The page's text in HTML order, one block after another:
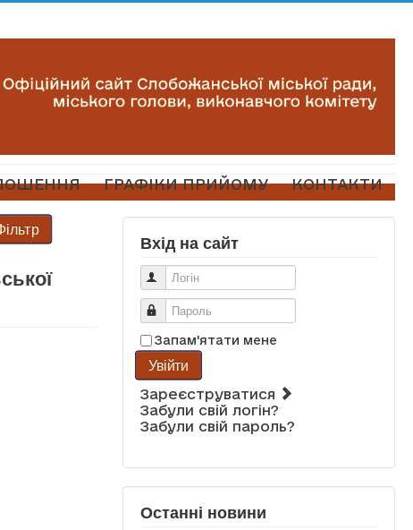
ГРАФІКИ ПРИЙОМУ КОНТАКТИ
Вхід на сайт
Логін
Пароль
Запам'ятати мене
Увійти
Зареєструватися
Забули свій логін?
Забули свій пароль?
Останні новини